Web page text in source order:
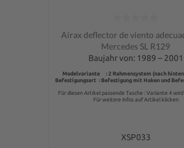
Calificación promedio de 0 de 5
Airax deflector de viento
Mercedes SL R129
Baujahr von: 1989 – 2001
Modelvariante : 2 Rahmensystem (nach
Befestigungsart : Befestigung mit Haken und
Für diesen Artikel passende Tasche : Variante 4
Für weitere Infos auf Artikel klicken
XSP033